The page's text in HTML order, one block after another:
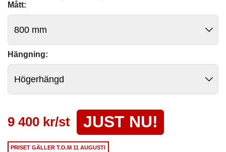
Mått:
Hängning:
9 400 kr/st JUST NU!
PRISET GÄLLERT.O.M 11 AUGUSTI